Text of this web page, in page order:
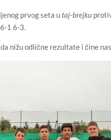
prvog seta utaj-brejku
1 6-3.
nižu odlične rezultate i čine